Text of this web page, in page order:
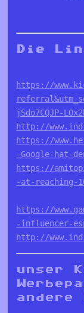
Die
https://
jSdo7CQJP-
http://
https://
-Google-hat-
https://
-at-reaching-
https://
-influencer-
http://
unser
andere